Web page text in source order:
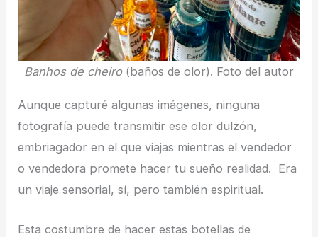
Banhos de cheiro(baños de olor). Foto del autor
Aunque capturé algunas imágenes, ninguna
fotografía puede transmitir ese olor dulzón,
embriagador en el que viajas mientras el vendedor
o vendedora promete hacer tu sueño realidad. Era
un viaje sensorial, sí, pero también espiritual.
Esta costumbre de hacer estas botellas de